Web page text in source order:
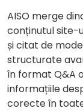
AISO merge
conținutul site-
și citat de
structurate
în format Q&A
informațiile
corecte în